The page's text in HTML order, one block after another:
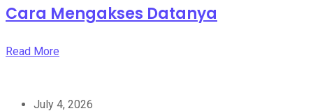
Cara Mengakses Datanya
Read More
July 4, 2026